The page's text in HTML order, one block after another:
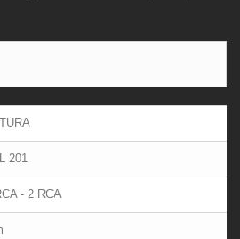
201
- 2 RCA